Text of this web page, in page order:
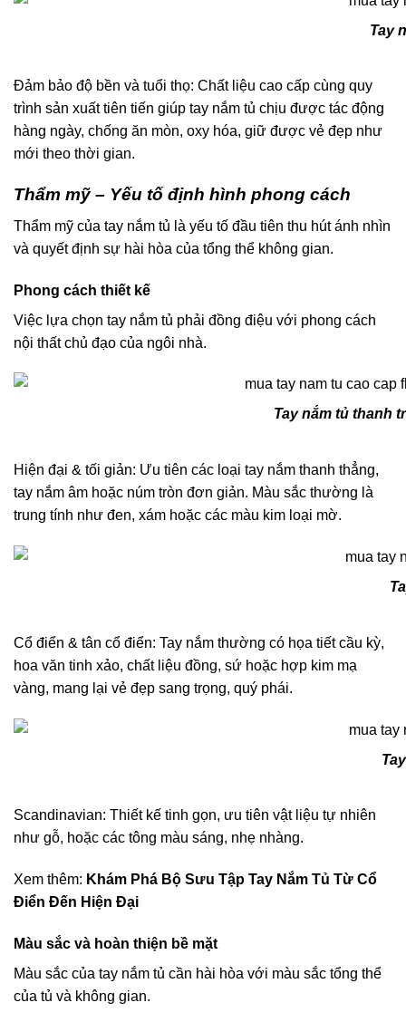
Tay
Đảm bảo độ bền và tuổi thọ: Chất liệu cao cấp cùng quy
trình sản xuất tiên tiến giúp tay nắm tủ chịu được tác động
hàng ngày, chống ăn mòn, oxy hóa, giữ được vẻ đẹp như
mới theo thời gian.
Thẩm mỹ – Yếu tố định hình phong cách
Thẩm mỹ của tay nắm tủ là yếu tố đầu tiên thu hút ánh nhìn
và quyết định sự hài hòa của tổng thể không gian.
Phong cách thiết kế
Việc lựa chọn tay nắm tủ phải đồng điệu với phong cách
nội thất chủ đạo của ngôi nhà.
Tay nắm tủ thanh
Hiện đại & tối giản: Ưu tiên các loại tay nắm thanh thẳng,
tay nắm âm hoặc núm tròn đơn giản. Màu sắc thường là
trung tính như đen, xám hoặc các màu kim loại mờ.
Cổ điển & tân cổ điển: Tay nắm thường có họa tiết cầu kỳ,
hoa văn tinh xảo, chất liệu đồng, sứ hoặc hợp kim mạ
vàng, mang lại vẻ đẹp sang trọng, quý phái.
Scandinavian: Thiết kế tinh gọn, ưu tiên vật liệu tự nhiên
như gỗ, hoặc các tông màu sáng, nhẹ nhàng.
Xem thêm: Khám Phá Bộ Sưu Tập Tay Nắm Tủ Từ Cổ
Điển Đến Hiện Đại
Màu sắc và hoàn thiện bề mặt
Màu sắc của tay nắm tủ cần hài hòa với màu sắc tổng thể
của tủ và không gian.